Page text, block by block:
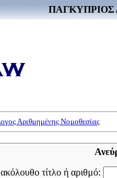
ΠΑΓΚΥΠΡΙΟΣ
Αριθμημένης Νομοθεσίας
τίτλο ή αριθμό: